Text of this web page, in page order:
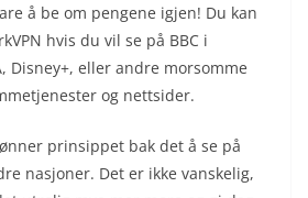
å be om pengene igjen! Du kan
hvis du vil se på BBC i
Disney+, eller andre morsomme
og nettsider.
prinsippet bak det å se på
nasjoner. Det er ikke vanskelig,